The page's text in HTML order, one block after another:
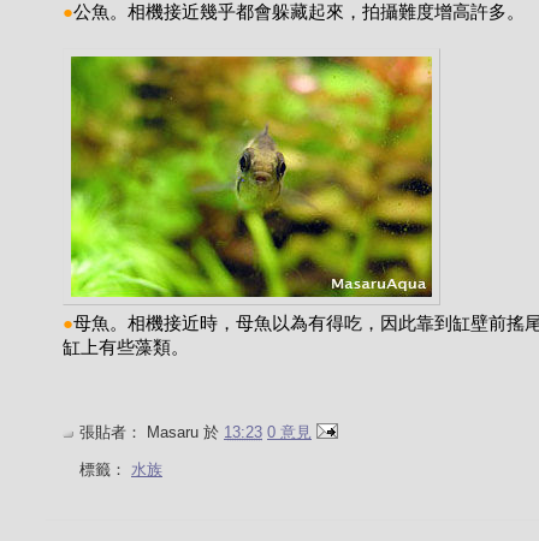
●公魚。相機接近幾乎都會躲藏起來，拍攝難度增高許多。
●母魚。相機接近時，母魚以為有得吃，因此靠到缸壁前搖
缸上有些藻類。
張貼者： Masaru 於 13:23 0 意見
標籤： 水族